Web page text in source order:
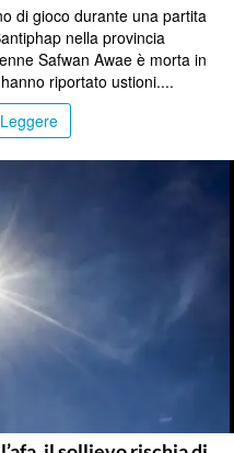
di gioco durante una partita
nella provincia
Safwan Awae è morta in
riportato ustioni....